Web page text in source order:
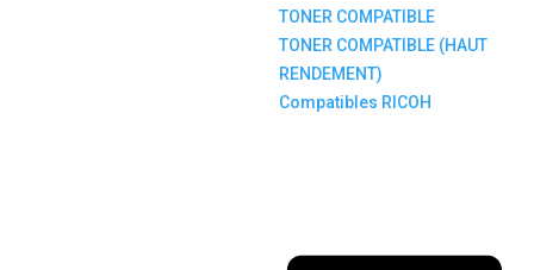
TONER COMPATIBLE
TONER COMPATIBLE (HAUT
RENDEMENT)
Compatibles RICOH